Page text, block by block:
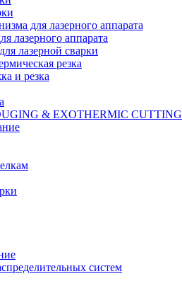
для лазерного аппарата
лазерного аппарата
лазерной сварки
резка
и резка
& EXOTHERMIC CUTTING
систем